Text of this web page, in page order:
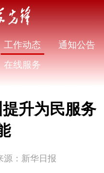
工作动态
通知公告
在线服务
升为民服务
源：新华日报